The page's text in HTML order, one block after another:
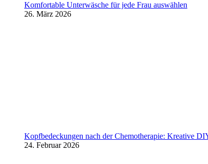
Komfortable Unterwäsche für jede Frau auswählen
26. März 2026
Kopfbedeckungen nach der Chemotherapie: Kreative
24. Februar 2026